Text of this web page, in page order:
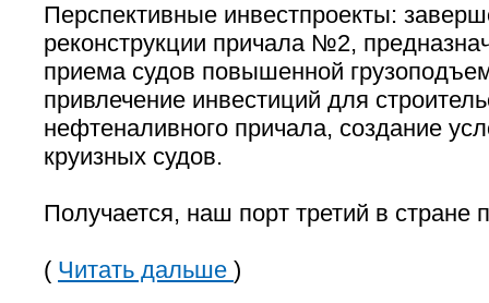
Перспективные инвестпроекты:
реконструкции причала №2,
приема судов повышенной
привлечение инвестиций для
нефтеналивного причала, создание
круизных судов.
Получается, наш порт третий в стране
( Читать дальше )